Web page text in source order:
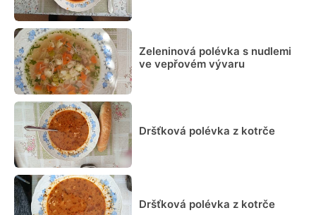
Zeleninová polévka s nudlemi
ve vepřovém vývaru
Dršťková polévka z kotrče
Dršťková polévka z kotrče